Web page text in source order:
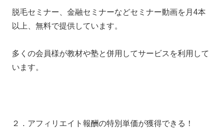
脱毛セミナー、金融セミナーなどセミナー動画を月4本
以上、無料で提供しています。
多くの会員様が教材や塾と併用してサービスを利用して
います。
２．アフィリエイト報酬の特別単価が獲得できる！